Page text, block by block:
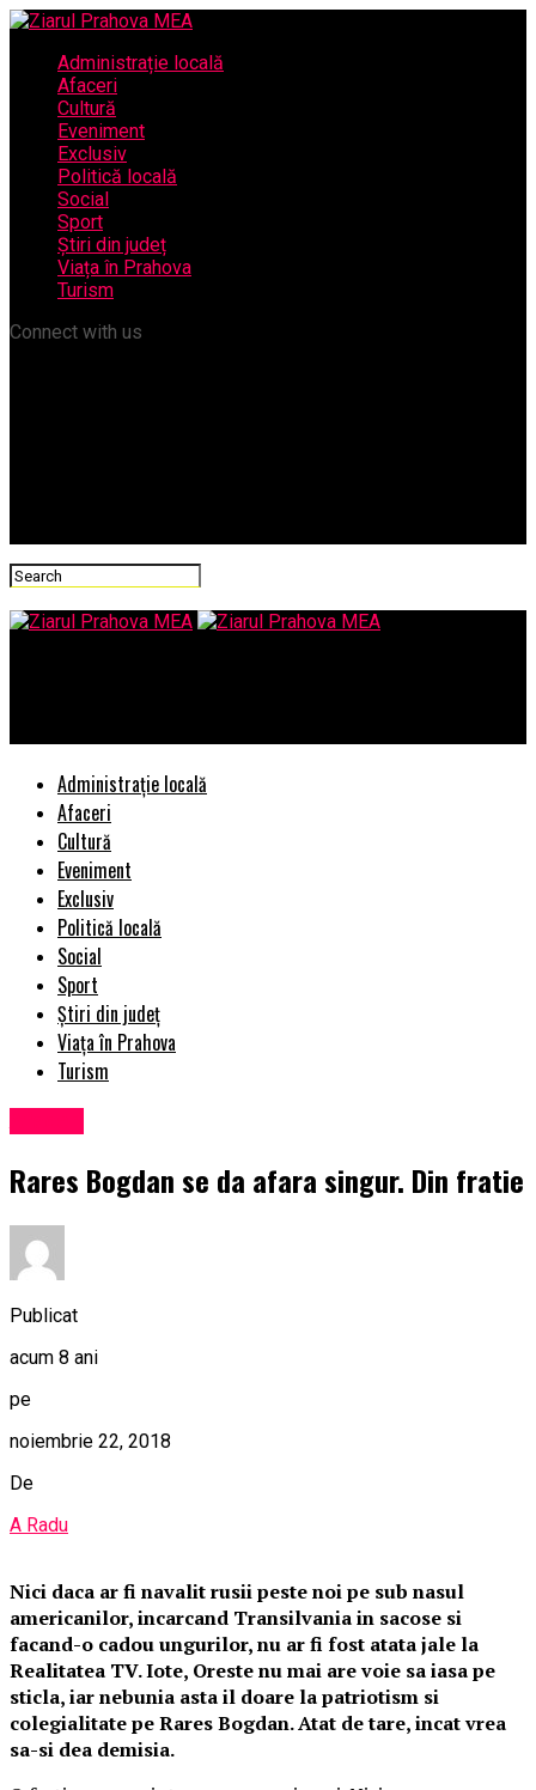
Administrație locală
Afaceri
Cultură
Eveniment
Exclusiv
Politică locală
Social
Sport
Știri din județ
Viața în Prahova
Turism
Connect with us
Administrație locală
Afaceri
Cultură
Eveniment
Exclusiv
Politică locală
Social
Sport
Știri din județ
Viața în Prahova
Turism
Rares Bogdan se da afara singur. Din fratie
Publicat
acum 8 ani
pe
noiembrie 22, 2018
De
A Radu
Nici daca ar fi navalit rusii peste noi pe sub nasul
americanilor, incarcand Transilvania in sacose si
facand-o cadou ungurilor, nu ar fi fost atata jale la
Realitatea TV. Iote, Oreste nu mai are voie sa iasa pe
sticla, iar nebunia asta il doare la patriotism si
colegialitate pe Rares Bogdan. Atat de tare, incat vrea
sa-si dea demisia.